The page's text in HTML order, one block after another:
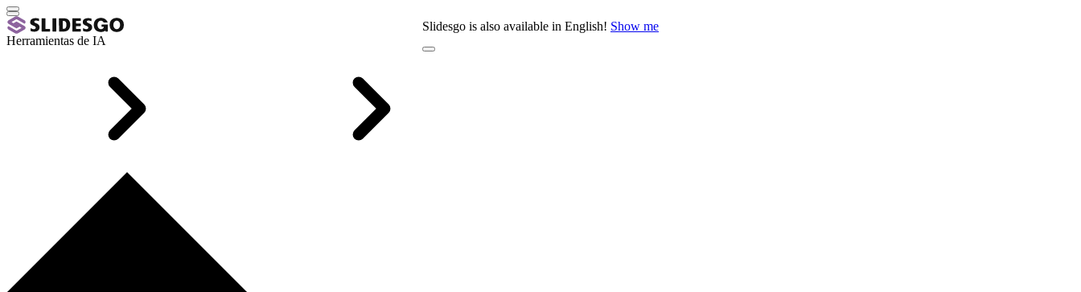
Slidesgo is also available in English! Show me
Herramientas de IA